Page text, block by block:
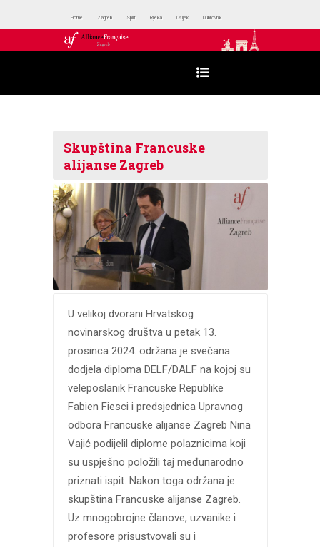
Home Zagreb Split Rijeka Osijek Dubrovnik
Skupština Francuske
alijanse Zagreb
U velikoj dvorani Hrvatskog
novinarskog društva u petak 13.
prosinca 2024. održana je svečana
dodjela diploma DELF/DALF na kojoj su
veleposlanik Francuske Republike
Fabien Fiesci i predsjednica Upravnog
odbora Francuske alijanse Zagreb Nina
Vajić podijelil diplome polaznicima koji
su uspješno položili taj međunarodno
priznati ispit. Nakon toga održana je
skupština Francuske alijanse Zagreb.
Uz mnogobrojne članove, uzvanike i
profesore prisustvovali su i